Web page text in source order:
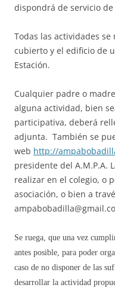
dispondrá de servicio
Todas las actividades
cubierto y el edificio de
Estación.
Cualquier padre o
alguna actividad, bien
participativa, deberá
adjunta. También se
web http://
presidente del A.M.P.A.
realizar en el colegio, o
asociación, o bien a
Se ruega, que una vez
antes posible, para poder
caso de no disponer de las
desarrollar la actividad